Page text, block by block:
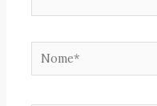
Nome*